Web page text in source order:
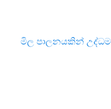
මිල පාලනයකින්